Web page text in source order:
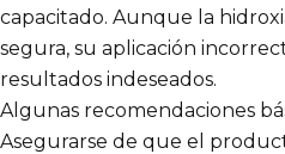
capacitado. Aunque la
segura, su aplicación
resultados indeseados.
Algunas recomendaciones
Asegurarse de que el